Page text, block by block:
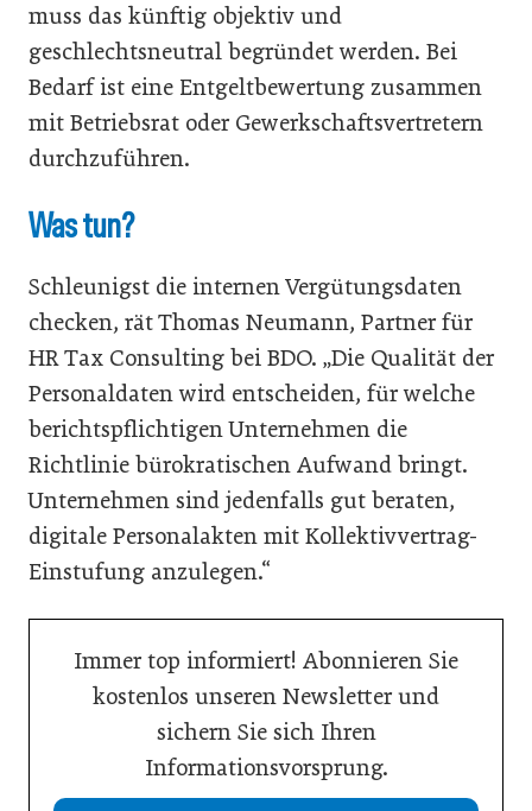
muss das künftig objektiv und
geschlechtsneutral begründet werden. Bei
Bedarf ist eine Entgeltbewertung zusammen
mit Betriebsrat oder Gewerkschaftsvertretern
durchzuführen.
Was tun?
Schleunigst die internen Vergütungsdaten
checken, rät Thomas Neumann, Partner für
HR Tax Consulting bei BDO. „Die Qualität der
Personaldaten wird entscheiden, für welche
berichtspflichtigen Unternehmen die
Richtlinie bürokratischen Aufwand bringt.
Unternehmen sind jedenfalls gut beraten,
digitale Personalakten mit Kollektivvertrag-
Einstufung anzulegen.“
Immer top informiert! Abonnieren Sie
kostenlos unseren Newsletter und
sichern Sie sich Ihren
Informationsvorsprung.